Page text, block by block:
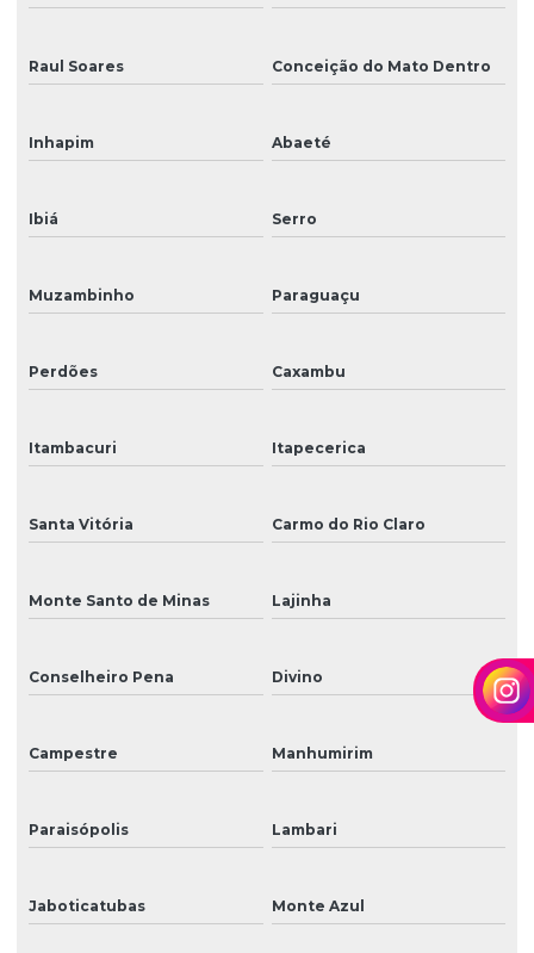
Raul Soares Conceição do Mato Dentro
Inhapim Abaeté
Ibiá Serro
Muzambinho Paraguaçu
Perdões Caxambu
Itambacuri Itapecerica
Santa Vitória Carmo do Rio Claro
Monte Santo de Minas Lajinha
Conselheiro Pena Divino
Campestre Manhumirim
Paraisópolis Lambari
Jaboticatubas Monte Azul